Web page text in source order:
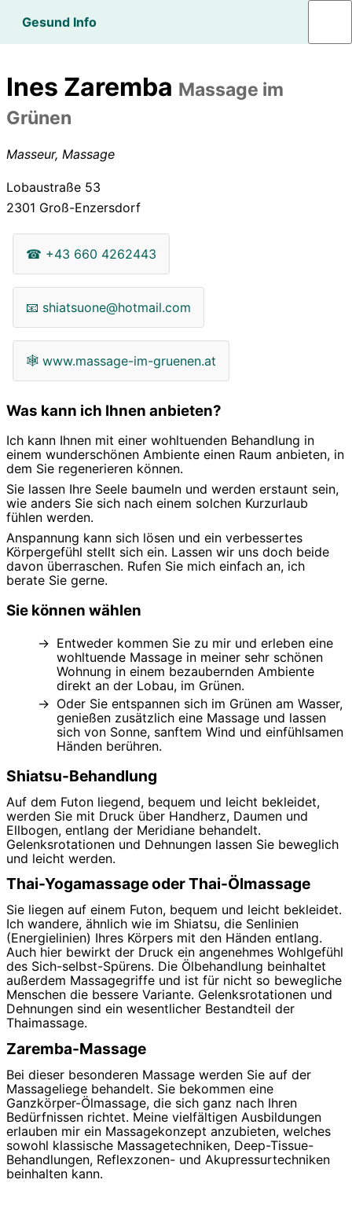
Gesund Info
Ines Zaremba Massage im
Grünen
Masseur, Massage
Lobaustraße 53
2301 Groß-Enzersdorf
☎ +43 660 4262443
📧 shiatsuone@hotmail.com
🕸 www.massage-im-gruenen.at
Was kann ich Ihnen anbieten?
Ich kann Ihnen mit einer wohltuenden Behandlung in
einem wunderschönen Ambiente einen Raum anbieten, in
dem Sie regenerieren können.
Sie lassen Ihre Seele baumeln und werden erstaunt sein,
wie anders Sie sich nach einem solchen Kurzurlaub
fühlen werden.
Anspannung kann sich lösen und ein verbessertes
Körpergefühl stellt sich ein. Lassen wir uns doch beide
davon überraschen. Rufen Sie mich einfach an, ich
berate Sie gerne.
Sie können wählen
Entweder kommen Sie zu mir und erleben eine
wohltuende Massage in meiner sehr schönen
Wohnung in einem bezaubernden Ambiente
direkt an der Lobau, im Grünen.
Oder Sie entspannen sich im Grünen am Wasser,
genießen zusätzlich eine Massage und lassen
sich von Sonne, sanftem Wind und einfühlsamen
Händen berühren.
Shiatsu-Behandlung
Auf dem Futon liegend, bequem und leicht bekleidet,
werden Sie mit Druck über Handherz, Daumen und
Ellbogen, entlang der Meridiane behandelt.
Gelenksrotationen und Dehnungen lassen Sie beweglich
und leicht werden.
Thai-Yogamassage oder Thai-Ölmassage
Sie liegen auf einem Futon, bequem und leicht bekleidet.
Ich wandere, ähnlich wie im Shiatsu, die Senlinien
(Energielinien) Ihres Körpers mit den Händen entlang.
Auch hier bewirkt der Druck ein angenehmes Wohlgefühl
des Sich-selbst-Spürens. Die Ölbehandlung beinhaltet
außerdem Massagegriffe und ist für nicht so bewegliche
Menschen die bessere Variante. Gelenksrotationen und
Dehnungen sind ein wesentlicher Bestandteil der
Thaimassage.
Zaremba-Massage
Bei dieser besonderen Massage werden Sie auf der
Massageliege behandelt. Sie bekommen eine
Ganzkörper-Ölmassage, die sich ganz nach Ihren
Bedürfnissen richtet. Meine vielfältigen Ausbildungen
erlauben mir ein Massagekonzept anzubieten, welches
sowohl klassische Massagetechniken, Deep-Tissue-
Behandlungen, Reflexzonen- und Akupressurtechniken
beinhalten kann.